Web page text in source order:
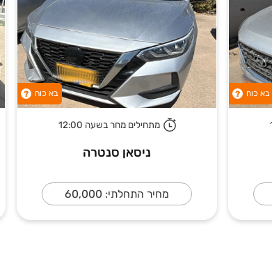
בא כוח ? בא כוח ?
מתחילים מחר בשעה 12:00
ניסאן סנטרה
מחיר התחלתי: 60,000